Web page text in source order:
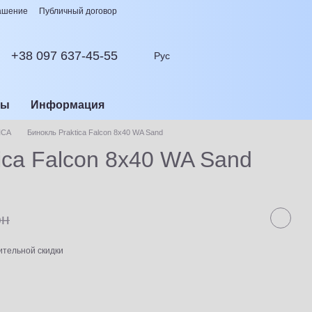
Публичный договор
+38 097 637-45-55 Рус
Информация
Бинокль Praktica Falcon 8x40 WA Sand
Falcon 8x40 WA Sand
скидки